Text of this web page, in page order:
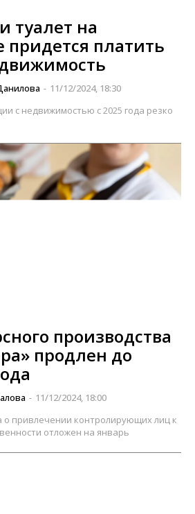
туалет на
платить
- 11/12/2024, 18:30
с недвижимостью с 2025 года резко
производства
продлен до
- 11/12/2024, 18:00
о привлечении контролирующих лиц к
отложен на январь